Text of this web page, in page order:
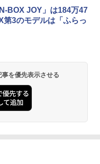
BOX JOY」は184万47
第3のモデルは「ふらっ
を優先表示させる